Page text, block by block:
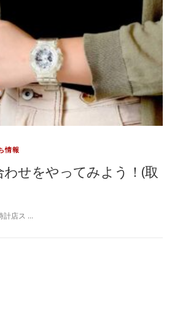
情報
わせをやってみよう！(取
計店ス …